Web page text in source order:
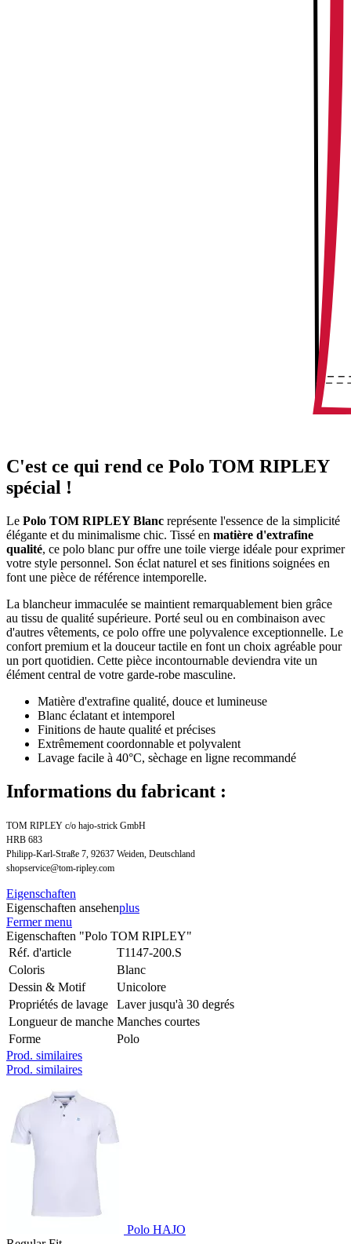
C'est ce qui rend ce Polo TOM RIPLEY
spécial !
Le Polo TOM RIPLEY Blanc représente l'essence de la simplicité
élégante et du minimalisme chic. Tissé en matière d'extrafine
qualité, ce polo blanc pur offre une toile vierge idéale pour exprimer
votre style personnel. Son éclat naturel et ses finitions soignées en
font une pièce de référence intemporelle.
La blancheur immaculée se maintient remarquablement bien grâce
au tissu de qualité supérieure. Porté seul ou en combinaison avec
d'autres vêtements, ce polo offre une polyvalence exceptionnelle. Le
confort premium et la douceur tactile en font un choix agréable pour
un port quotidien. Cette pièce incontournable deviendra vite un
élément central de votre garde-robe masculine.
Matière d'extrafine qualité, douce et lumineuse
Blanc éclatant et intemporel
Finitions de haute qualité et précises
Extrêmement coordonnable et polyvalent
Lavage facile à 40°C, sèchage en ligne recommandé
Informations du fabricant :
TOM RIPLEY c/o hajo-strick GmbH
HRB 683
Philipp-Karl-Straße 7, 92637 Weiden, Deutschland
shopservice@tom-ripley.com
Eigenschaften
Eigenschaften ansehenplus
Fermer menu
Eigenschaften "Polo TOM RIPLEY"
Réf. d'article
T1147-200.S
Coloris
Blanc
Dessin & Motif
Unicolore
Propriétés de lavage
Laver jusqu'à 30 degrés
Longueur de manche Manches courtes
Forme
Polo
Prod. similaires
Prod. similaires
Polo HAJO